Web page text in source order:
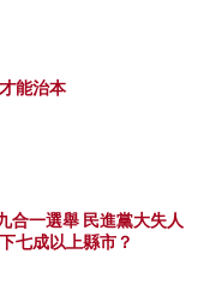
能治本
合一選舉 民進黨大失人
七成以上縣市？